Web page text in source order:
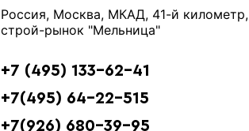
Россия, Москва, МКАД, 41-й километр,
строй-рынок "Мельница"
+7 (495) 133-62-41
+7(495) 64-22-515
+7(926) 680-39-95